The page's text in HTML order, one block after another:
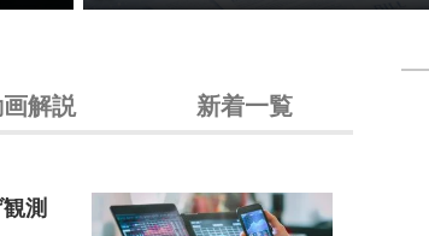
解説 新着一覧
測